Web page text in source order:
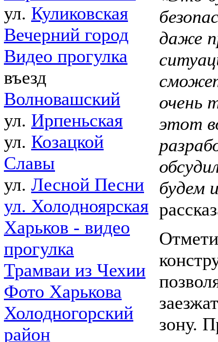
ул. Куликовская
Вечерний город
Видео прогулка
въезд
Волновашский
ул. Ирпеньская
ул. Козацкой
Славы
ул. Лесной Песни
ул. Холодноярская
Харьков - видео
прогулка
Трамваи из Чехии
Фото Харькова
Холодногорский
район
даже
очень
этот
будем
зону.